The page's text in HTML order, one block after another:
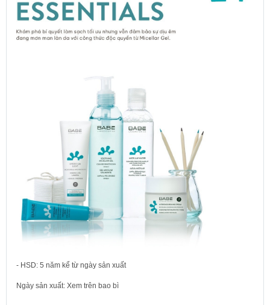
- HSD: 5 năm kể từ ngày sản xuất
Ngày sản xuất: Xem trên bao bì